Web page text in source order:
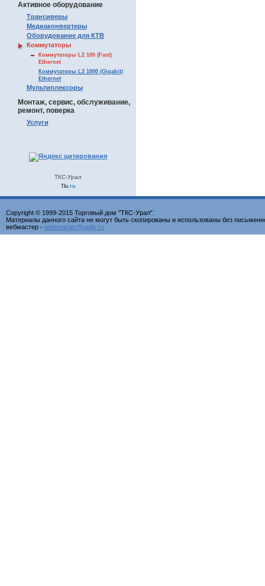
Активное оборудование
Трансиверы
Медиаконвертеры
Оборудование для КТВ
Коммутаторы
Коммутаторы L2 100 (Fast)
Ethernet
Коммутаторы L2 1000 (Gigabit)
Ethernet
Мультиплексоры
Монтаж, сервис, обслуживание,
ремонт, поверка
Услуги
ТКС-Урал
Tiu.ru
Copyright © 1999-2015 Торговый дом "ТКС-Урал".
Материалы данного сайта не могут быть скопированы и использованы без
вебмастер - webmaster@optik.ru